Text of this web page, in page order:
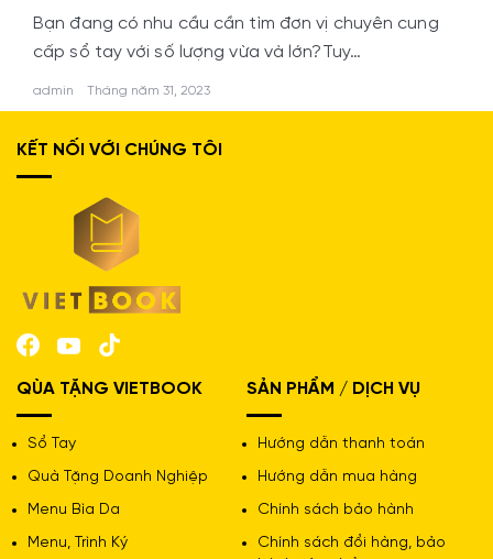
Bạn đang có nhu cầu cần tìm đơn vị chuyên cung
cấp sổ tay với số lượng vừa và lớn?Tuy…
admin Tháng năm 31, 2023
KẾT NỐI VỚI CHÚNG TÔI
QÙA TẶNG VIETBOOK
Sổ Tay
Quà Tặng Doanh Nghiệp
Menu Bìa Da
Menu, Trình Ký
SẢN PHẨM / DỊCH VỤ
Hướng dẫn thanh toán
Hướng dẫn mua hàng
Chính sách bảo hành
Chính sách đổi hàng, bảo